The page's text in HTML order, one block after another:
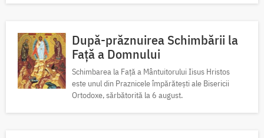
După-prăznuirea Schimbării la
Față a Domnului
Schimbarea la Față a Mântuitorului Iisus Hristos
este unul din Praznicele împărătești ale Bisericii
Ortodoxe, sărbătorită la 6 august.